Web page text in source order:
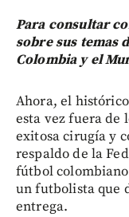
Para consultar
sobre sus temas
Colombia y el
Ahora, el
esta vez fuera de
exitosa cirugía y
respaldo de la
fútbol
un futbolista que
entrega.